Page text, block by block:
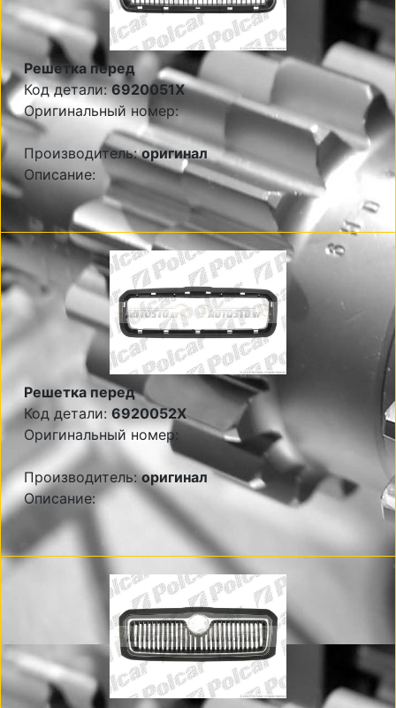
Решетка перед
Код детали:6920051X
Оригинальный номер:
Производитель:оригинал
Описание:
Решетка перед
Код детали: 6920052X
Оригинальный номер:
Производитель:оригинал
Описание: